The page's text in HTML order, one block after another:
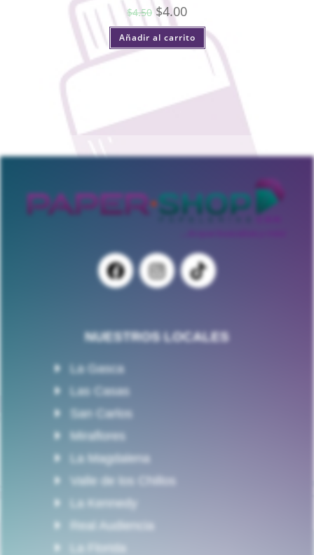
$4.50 $4.00
Añadir al carrito
NUESTROS LOCALES
La Gasca
Las Casas
San Carlos
Miraflores
La Magdalena
Valle de los Chillos
La Kennedy
Real Audiencia
La Florida